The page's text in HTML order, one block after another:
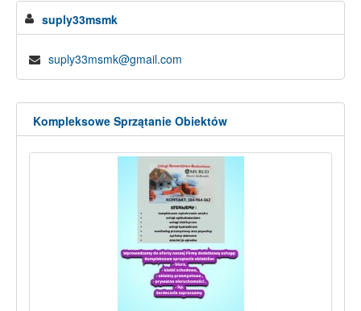
suply33msmk
suply33msmk@gmail.com
Kompleksowe Sprzątanie Obiektów